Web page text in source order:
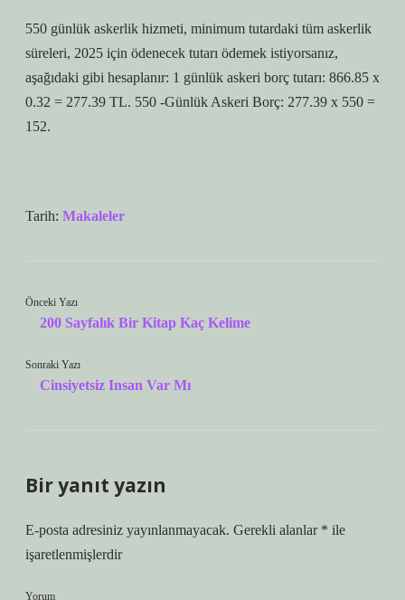
550 günlük askerlik hizmeti, minimum tutardaki tüm askerlik
süreleri, 2025 için ödenecek tutarı ödemek istiyorsanız,
aşağıdaki gibi hesaplanır: 1 günlük askeri borç tutarı: 866.85 x
0.32 = 277.39 TL. 550 -Günlük Askeri Borç: 277.39 x 550 =
152.
Tarih: Makaleler
Önceki Yazı
200 Sayfalık Bir Kitap Kaç Kelime
Sonraki Yazı
Cinsiyetsiz Insan Var Mı
Bir yanıt yazın
E-posta adresiniz yayınlanmayacak. Gerekli alanlar * ile
işaretlenmişlerdir
Yorum